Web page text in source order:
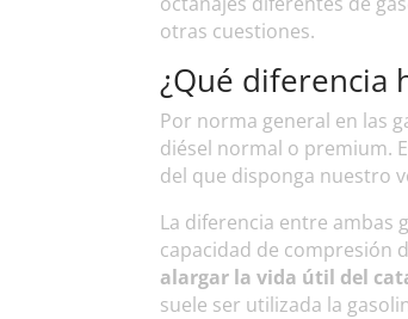
otras cuestiones.
¿Qué diferencia
Por norma general en las
diésel normal o premium.
del que disponga nuestro
La diferencia entre ambas
capacidad de compresión
alargar la vida útil del
suele ser utilizada la